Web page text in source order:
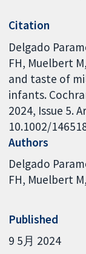
Citation
Delgado
FH, Muelbert
and taste of
infants.
2024, Issue 5.
10.1002/
Authors
Delgado
FH Muelbert M
Published
9 5月 2024